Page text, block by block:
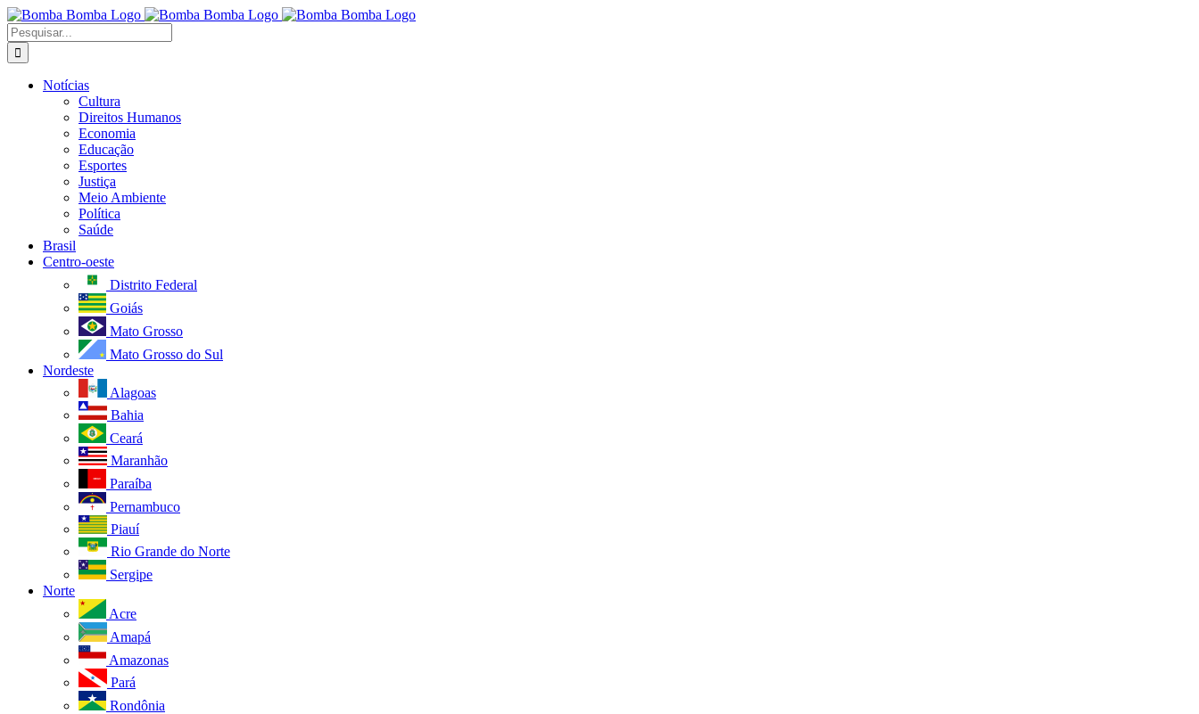
Ir
para
o
conteúdo
Buscar
resultados
para:
Notícias
Cultura
Direitos Humanos
Economia
Educação
Esportes
Justiça
Meio Ambiente
Política
Saúde
Brasil
Centro-oeste
Distrito Federal
Goiás
Mato Grosso
Mato Grosso do Sul
Nordeste
Alagoas
Bahia
Ceará
Maranhão
Paraíba
Pernambuco
Piauí
Rio Grande do Norte
Sergipe
Norte
Acre
Amapá
Amazonas
Pará
Rondônia